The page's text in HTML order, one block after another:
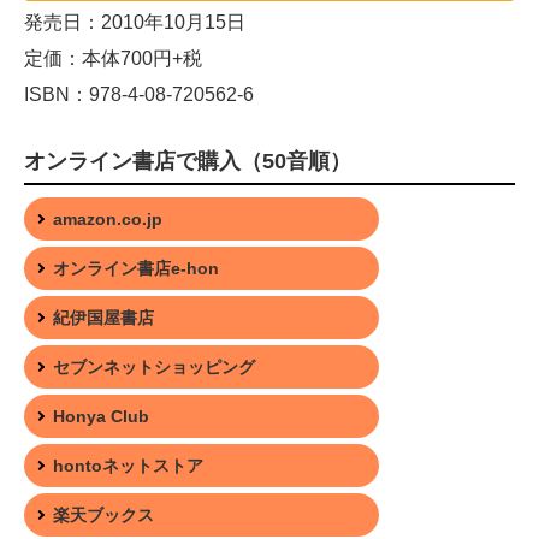
発売日：2010年10月15日
定価：本体700円+税
ISBN：978-4-08-720562-6
オンライン書店で購入（50音順）
amazon.co.jp
オンライン書店e-hon
紀伊国屋書店
セブンネットショッピング
Honya Club
hontoネットストア
楽天ブックス